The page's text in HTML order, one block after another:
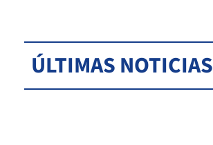
ÚLTIMAS NOTICIAS